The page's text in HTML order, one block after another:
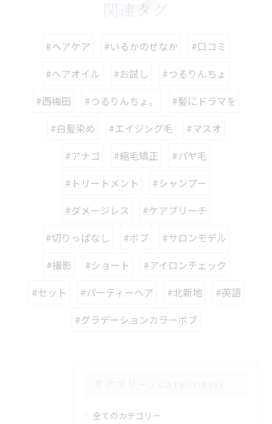
関連タグ
#ヘアケア #いるかのせなか
#口コミ
#ヘアオイル
#お試し
#つるりんちょ
#西梅田
#つるりんちょ。
#髪にドラマを
#白髪染め
#エイジング毛
#マスオ
#アナゴ
#縮毛矯正
#パヤ毛
#トリートメント
#シャンプー
#ダメージレス
#ケアブリーチ
#切りっぱなし
#ボブ
#サロンモデル
#撮影
#ショート
#アイロンチェック
#セット
#パーティーヘア #北新地
#英語
#グラデーションカラーボブ
全てのカテゴリー